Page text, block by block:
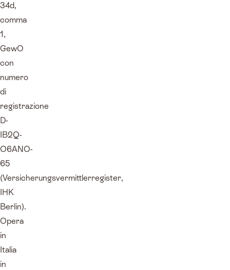
34d,
comma
1,
GewO
con
numero
di
registrazione
D-
IB2Q-
O6ANO-
65
(Versicherungsvermittlerregister,
IHK
Berlin).
Opera
in
Italia
in